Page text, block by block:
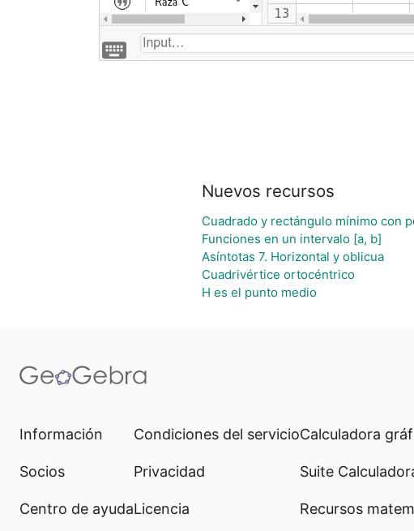
Nuevos recursos
Cuadrado y rectángulo mínimo con
Funciones en un intervalo [a, b]
Asíntotas 7. Horizontal y oblicua
Cuadrivértice ortocéntrico
H es el punto medio
Información
Socios
Centro de ayuda
Condiciones del servicio
Privacidad
Licencia
Calculadora
Suite
Recursos